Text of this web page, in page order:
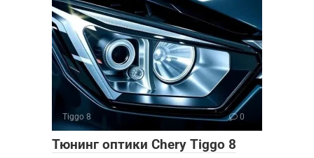
Tiggo 8 0
Тюнинг оптики Chery Tiggo 8